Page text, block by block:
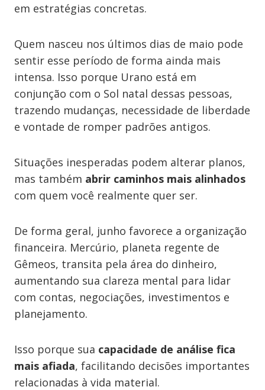
em estratégias concretas.
Quem nasceu nos últimos dias de maio pode
sentir esse período de forma ainda mais
intensa. Isso porque Urano está em
conjunção com o Sol natal dessas pessoas,
trazendo mudanças, necessidade de liberdade
e vontade de romper padrões antigos.
Situações inesperadas podem alterar planos,
mas também abrir caminhos mais alinhados
com quem você realmente quer ser.
De forma geral, junho favorece a organização
financeira. Mercúrio, planeta regente de
Gêmeos, transita pela área do dinheiro,
aumentando sua clareza mental para lidar
com contas, negociações, investimentos e
planejamento.
Isso porque sua capacidade de análise fica
mais afiada, facilitando decisões importantes
relacionadas à vida material.